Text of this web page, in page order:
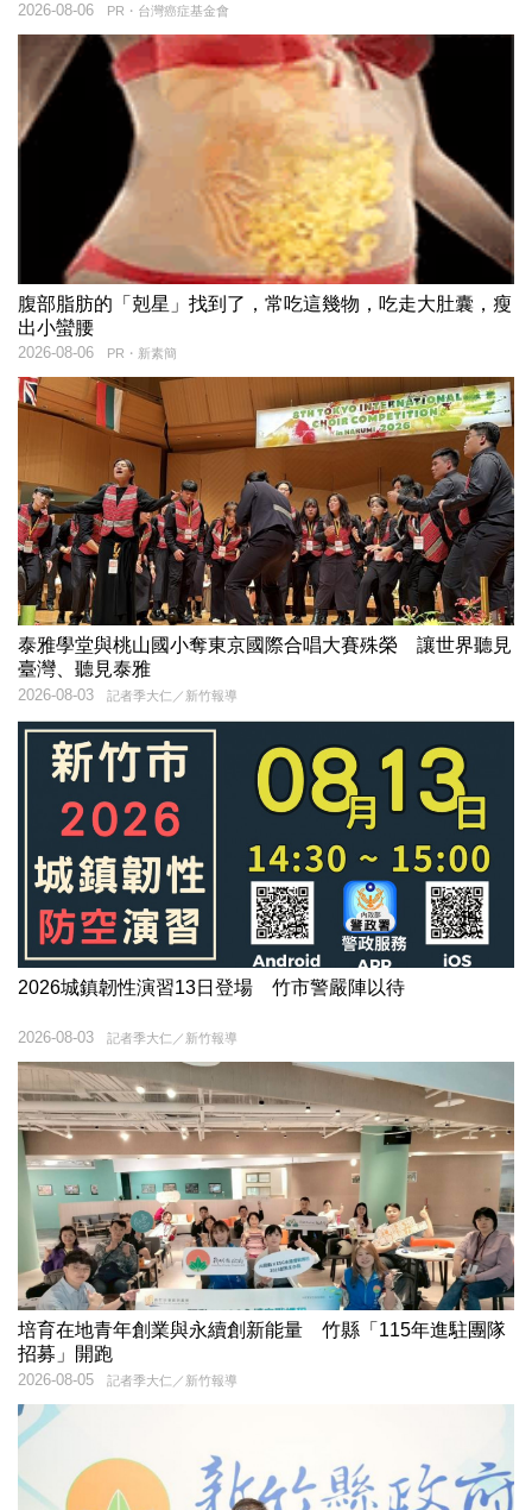
PR・台灣癌症基金會
2026-08-06
腹部脂肪的「剋星」找到了，常吃這幾物，吃走大肚囊，瘦
出小蠻腰
PR・新素簡
2026-08-06
泰雅學堂與桃山國小奪東京國際合唱大賽殊榮 讓世界聽見
臺灣、聽見泰雅
記者季大仁／新竹報導
2026-08-03
2026城鎮韌性演習13日登場 竹市警嚴陣以待
記者季大仁／新竹報導
2026-08-03
培育在地青年創業與永續創新能量 竹縣「115年進駐團隊
招募」開跑
記者季大仁／新竹報導
2026-08-05